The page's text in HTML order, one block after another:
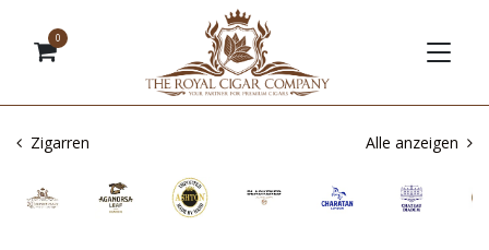
0
Zigarren Alle anzeigen